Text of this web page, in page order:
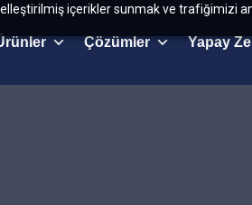
içerikler sunmak ve trafiğimizi
Çözümler Yapay